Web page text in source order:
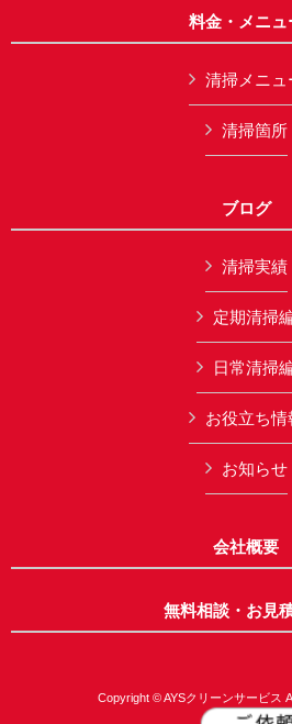
料金・メニュ
清掃メニュ
清掃箇所
ブログ
清掃実績
定期清掃
日常清掃
お役立ち情
お知らせ
会社概要
無料相談・お見
Copyright © AYSクリーンサービス